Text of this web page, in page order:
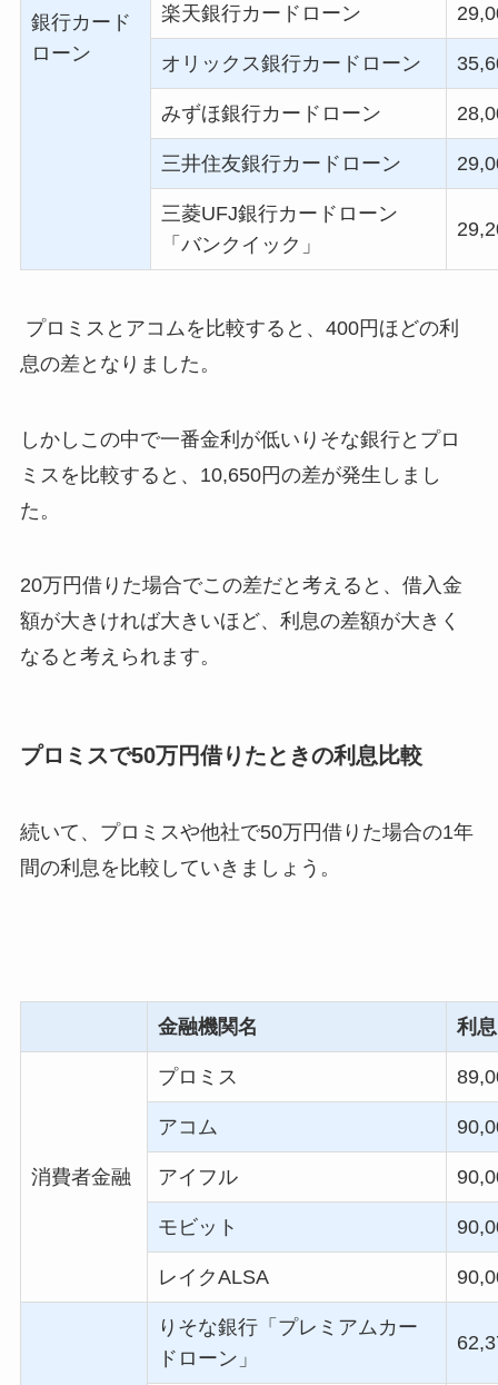
銀行カード
ローン
楽天銀行カードローン
オリックス銀行カードローン
みずほ銀行カードローン
三井住友銀行カードローン
三菱UFJ銀行カードローン
「バンクイック」
プロミスとアコムを比較すると、400円ほどの利
息の差となりました。
しかしこの中で一番金利が低いりそな銀行とプロ
ミスを比較すると、10,650円の差が発生しまし
た。
20万円借りた場合でこの差だと考えると、借入金
額が大きければ大きいほど、利息の差額が大きく
なると考えられます。
プロミスで50万円借りたときの利息比較
続いて、プロミスや他社で50万円借りた場合の1年
間の利息を比較していきましょう。
金融機関名 利息
消費者金融
プロミス
アコム
アイフル
モビット
レイクALSA
りそな銀行「プレミアムカー
ドローン」